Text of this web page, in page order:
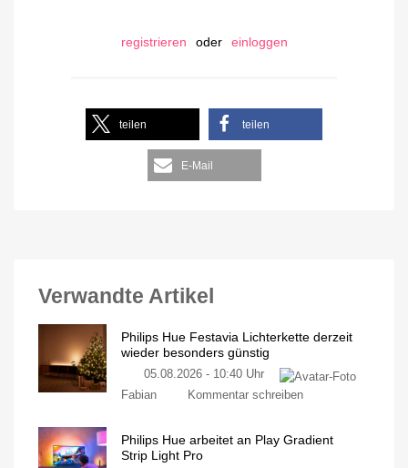
registrieren oder einloggen
teilen teilen
E-Mail
Verwandte Artikel
Philips Hue Festavia Lichterkette derzeit
wieder besonders günstig
05.08.2026 - 10:40 Uhr
Fabian
Kommentar schreiben
Philips Hue arbeitet an Play Gradient
Strip Light Pro